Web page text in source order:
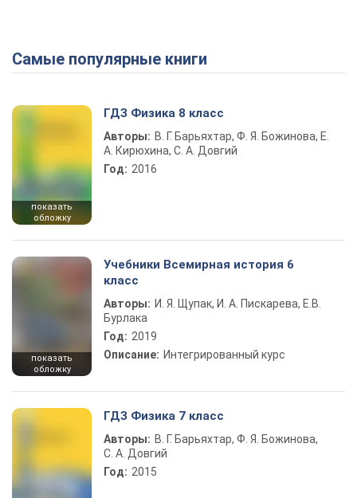
Самые популярные книги
показать
обложку
ГДЗ Физика 8 класс
Авторы: В. Г. Барьяхтар, Ф. Я. Божинова, Е.
А. Кирюхина, С. А. Довгий
Год: 2016
показать
обложку
Учебники Всемирная история 6
класс
Авторы: И. Я. Щупак, И. А. Пискарева, Е.В.
Бурлака
Год: 2019
Описание: Интегрированный курс
ГДЗ Физика 7 класс
Авторы: В. Г. Барьяхтар, Ф. Я. Божинова,
С. А. Довгий
Год: 2015